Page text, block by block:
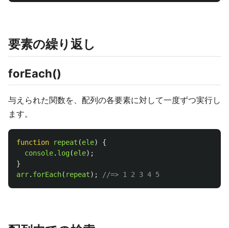
要素の繰り返し
forEach()
与えられた関数を、配列の各要素に対して一度ずつ実行し
ます。
function repeat (ele)
{
console. log(ele);
}
arr. forEach( repeat); //=> 1 2 3 4 5